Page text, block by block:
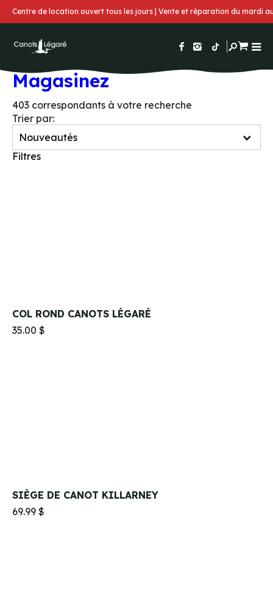
Centre de location ouvert tous les jours | Vente et réparation du mardi
Magasinez
403 correspondants à votre recherche
Trier par:
Filtres
COL ROND CANOTS LÉGARÉ
35.00 $
SIÈGE DE CANOT KILLARNEY
69.99 $